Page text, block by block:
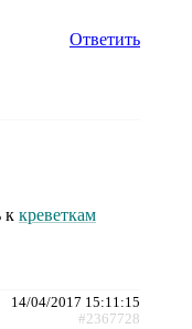
Ответить
к креветкам
14/04/2017 15:11:15
#2367728